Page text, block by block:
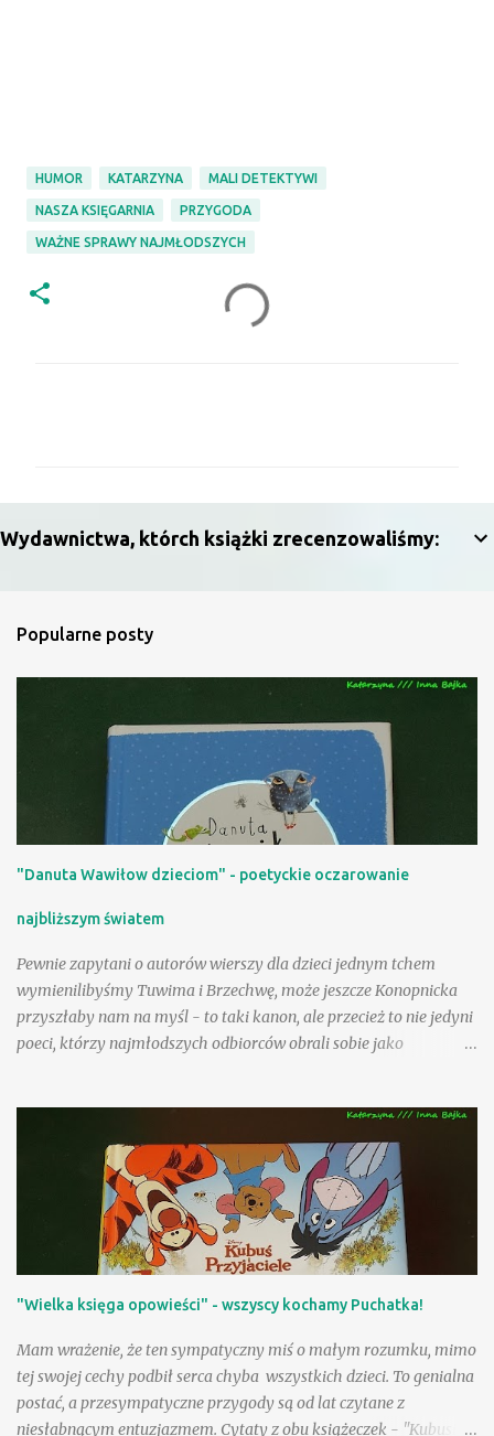
HUMOR KATARZYNA MALI DETEKTYWI
NASZA KSIĘGARNIA PRZYGODA
WAŻNE SPRAWY NAJMŁODSZYCH
t
z
e
Wydawnictwa, którch książki zrecenzowaliśmy:
Popularne posty
"Danuta Wawiłow dzieciom" - poetyckie oczarowanie
najbliższym światem
Pewnie zapytani o autorów wierszy dla dzieci jednym tchem
wymienilibyśmy Tuwima i Brzechwę, może jeszcze Konopnicka
przyszłaby nam na myśl - to taki kanon, ale przecież to nie jedyni
poeci, którzy najmłodszych odbiorców obrali sobie jako
Juliana Tuwima, po pozycjach zawierających teksty Wandy
Chotomskiej i Ludwika Jerzego Kerna, mamy teraz okazję
rozczytać się w wierszach i prozie Danuty Wawiłow. Zdarzyło się
nam już na tej stronie polecać wiersze poetki inspirowane
folklorem angielskim , pisałam także o sympatycznej lekturze
sennym marzeniom poświęconej ilustrowanej przez Jolę Richter-
dzieciom" było jak spotkanie z dobrymi, bardzo lubianymi
(wyznam, że my właśnie do nich należymy), ale są pewnie tacy,
którzy lubią je, choć tego so...
"Wielka księga opowieści" - wszyscy kochamy Puchatka!
Mam wrażenie, że ten sympatyczny miś o małym rozumku, mimo
tej swojej cechy podbił serca chyba wszystkich dzieci. To genialna
postać, a przesympatyczne przygody są od lat czytane z
niesłabnącym entuzjazmem. Cytaty z obu książeczek - "Kubusia